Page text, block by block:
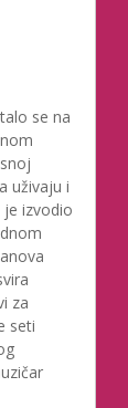
se na
uživaju i
izvodio
za
seti